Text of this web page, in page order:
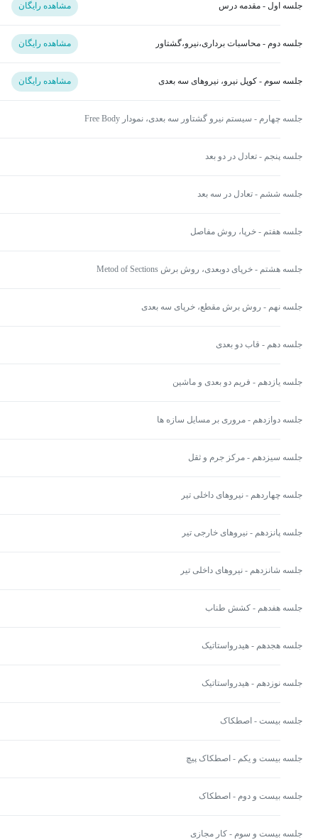
جلسه اول - مقدمه درس مشاهده رایگان
جلسه دوم - محاسبات برداری،نیرو،گشتاور مشاهده رایگان
جلسه سوم - کوپل نیرو، نیروهای سه بعدی مشاهده رایگان
جلسه چهارم - سیستم نیرو گشتاور سه بعدی، نمودار Free Body
جلسه پنجم - تعادل در دو بعد
جلسه ششم - تعادل در سه بعد
جلسه هفتم - خرپا، روش مفاصل
جلسه هشتم - خرپای دوبعدی، روش برش Metod of Sections
جلسه نهم - روش برش مقطع، خرپای سه بعدی
جلسه دهم - قاب دو بعدی
جلسه یازدهم - فریم دو بعدی و ماشین
جلسه دوازدهم - مروری بر مسایل سازه ها
جلسه سیزدهم - مرکز جرم و ثقل
جلسه چهاردهم - نیروهای داخلی تیر
جلسه پانزدهم - نیروهای خارجی تیر
جلسه شانزدهم - نیروهای داخلی تیر
جلسه هفدهم - کشش طناب
جلسه هجدهم - هیدرواستاتیک
جلسه نوزدهم - هیدرواستاتیک
جلسه بیست - اصطکاک
جلسه بیست و یکم - اصطکاک پیچ
جلسه بیست و دوم - اصطکاک
جلسه بیست و سوم - کار مجازی